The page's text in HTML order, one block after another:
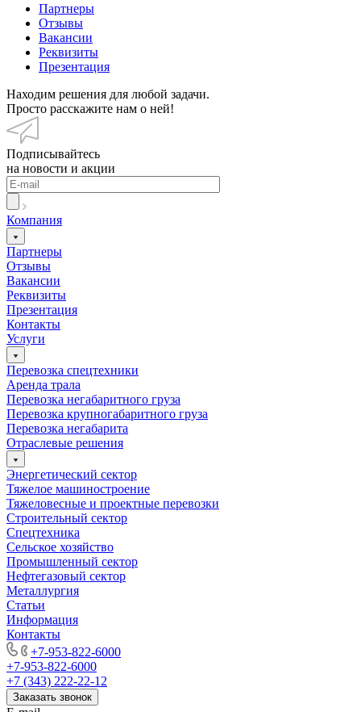
Партнеры
Отзывы
Вакансии
Реквизиты
Презентация
Находим решения для любой задачи.
Просто расскажите нам о ней!
Подписывайтесь
на новости и акции
Компания
Партнеры
Отзывы
Вакансии
Реквизиты
Презентация
Контакты
Услуги
Перевозка спецтехники
Аренда трала
Перевозка негабаритного груза
Перевозка крупногабаритного груза
Перевозка негабарита
Отраслевые решения
Энергетический сектор
Тяжелое машиностроение
Тяжеловесные и проектные перевозки
Строительный сектор
Спецтехника
Сельское хозяйство
Промышленный сектор
Нефтегазовый сектор
Металлургия
Статьи
Информация
Контакты
+7-953-822-6000
+7-953-822-6000
+7 (343) 222-22-12
Заказать звонок